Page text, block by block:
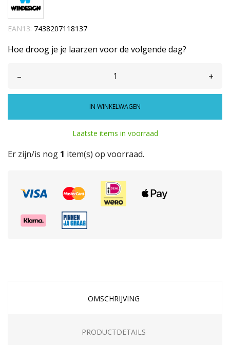
EAN13: 7438207118137
Hoe droog je je laarzen voor de volgende dag?
– +
IN WINKELWAGEN
Laatste items in voorraad
Er zijn/is nog 1 item(s) op voorraad.
OMSCHRIJVING
PRODUCTDETAILS